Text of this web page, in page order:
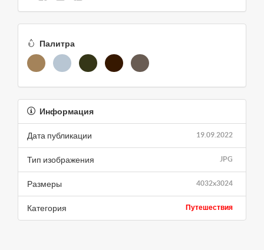
Палитра
Информация
19.09.2022
Дата публикации
JPG
Тип изображения
4032x3024
Размеры
Путешествия
Категория